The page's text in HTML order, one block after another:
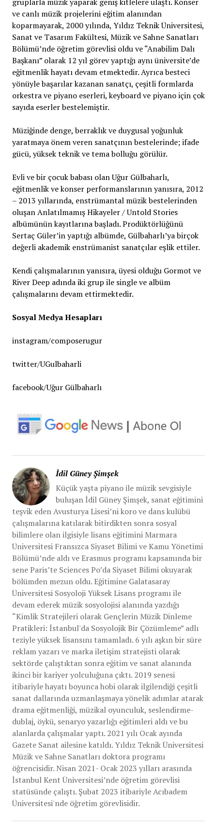
ve canlı müzik projelerini eğitim alanından
koparmayarak, 2000 yılında, Yıldız Teknik Üniversitesi,
Sanat ve Tasarım Fakültesi, Müzik ve Sahne Sanatları
Bölümü’nde öğretim görevlisi oldu ve “Anabilim Dalı
Başkanı” olarak 12 yıl görev yaptığı aynı üniversite’de
eğitmenlik hayatı devam etmektedir. Ayrıca besteci
yönüyle başarılar kazanan sanatçı, çeşitli formlarda
orkestra ve piyano eserleri, keyboard ve piyano için çok
sayıda eserler bestelemiştir.
Müziğinde denge, berraklık ve duygusal yoğunluk
yaratmaya önem veren sanatçının bestelerinde; ifade
gücü, yüksek teknik ve tema bolluğu görülür.
Evli ve bir çocuk babası olan Uğur Gülbaharlı,
eğitmenlik ve konser performanslarının yanısıra, 2012
– 2013 yıllarında, enstrümantal müzik bestelerinden
oluşan Anlatılmamış Hikayeler / Untold Stories
albümünün kayıtlarına başladı. Prodüktörlüğünü
Sertaç Güler’in yaptığı albümde, Gülbaharlı’ya birçok
değerli akademik enstrümanist sanatçılar eşlik ettiler.
Kendi çalışmalarının yanısıra, üyesi olduğu Gormot ve
River Deep adında iki grup ile single ve albüm
çalışmalarını devam ettirmektedir.
Sosyal Medya Hesapları
instagram/composerugur
twitter/UGulbaharli
facebook/Uğur Gülbaharlı
İdil Güney Şimşek
Küçük yaşta piyano ile müzik sevgisiyle
buluşan İdil Güney Şimşek, sanat eğitimini
teşvik eden Avusturya Lisesi’ni koro ve dans kulübü
çalışmalarına katılarak bitirdikten sonra sosyal
bilimlere olan ilgisiyle lisans eğitimini Marmara
Üniversitesi Fransızca Siyaset Bilimi ve Kamu Yönetimi
Bölümü’nde aldı ve Erasmus programı kapsamında bir
sene Paris’te Sciences Po’da Siyaset Bilimi okuyarak
bölümden mezun oldu. Eğitimine Galatasaray
Üniversitesi Sosyoloji Yüksek Lisans programı ile
devam ederek müzik sosyolojisi alanında yazdığı
“Kimlik Stratejileri olarak Gençlerin Müzik Dinleme
Pratikleri: İstanbul'da Sosyolojik Bir Çözümleme” adlı
teziyle yüksek lisansını tamamladı. 6 yılı aşkın bir süre
reklam yazarı ve marka iletişim stratejisti olarak
sektörde çalıştıktan sonra eğitim ve sanat alanında
ikinci bir kariyer yolculuğuna çıktı. 2019 senesi
itibariyle hayatı boyunca hobi olarak ilgilendiği çeşitli
sanat dallarında uzmanlaşmaya yönelik adımlar atarak
drama eğitmenliği, müzikal oyunculuk, seslendirme-
dublaj, öykü, senaryo yazarlığı eğitimleri aldı ve bu
alanlarda çalışmalar yaptı. 2021 yılı Ocak ayında
Gazete Sanat ailesine katıldı. Yıldız Teknik Üniversitesi
Müzik ve Sahne Sanatları doktora programı
öğrencisidir. Nisan 2021- Ocak 2023 yılları arasında
İstanbul Kent Üniversitesi’nde öğretim görevlisi
statüsünde çalıştı. Şubat 2023 itibariyle Acıbadem
Üniversitesi'nde öğretim görevlisidir.